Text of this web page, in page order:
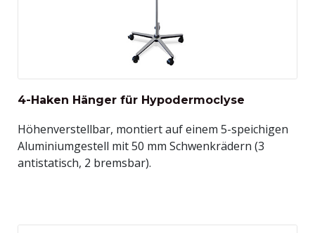
4-Haken Hänger für Hypodermoclyse
Höhenverstellbar, montiert auf einem 5-speichigen
Aluminiumgestell mit 50 mm Schwenkrädern (3
antistatisch, 2 bremsbar).